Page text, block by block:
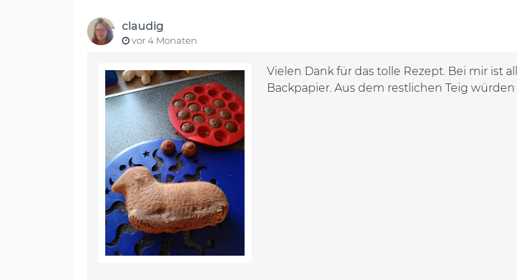
claudig
vor 4 Monaten
Vielen Dank für das tolle Rezept. Bei mir ist
Backpapier. Aus dem restlichen Teig